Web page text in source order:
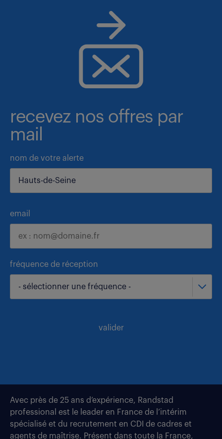
recevez nos offres par
mail
nom de votre alerte
email
fréquence de réception
- sélectionner une fréquence -
valider
Avec près de 25 ans d’expérience, Randstad
professional est le leader en France de l’intérim
spécialisé et du recrutement en CDI de cadres et
agents de maîtrise. Présent dans toute la France,